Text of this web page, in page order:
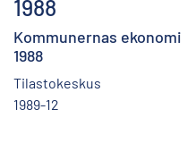
1988
Kommunernas
1988
Tilastokeskus
1989-12